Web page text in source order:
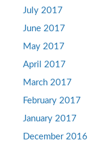
July 2017
June 2017
May 2017
April 2017
March 2017
February 2017
January 2017
December 2016